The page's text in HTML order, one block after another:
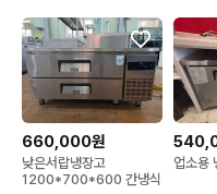
660,000원
낮은서랍냉장고
1200*700*600 간냉식
업소용